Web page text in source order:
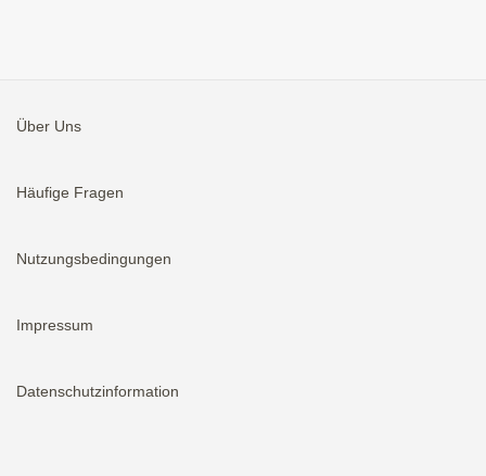
Über Uns
Häufige Fragen
Nutzungsbedingungen
Impressum
Datenschutzinformation